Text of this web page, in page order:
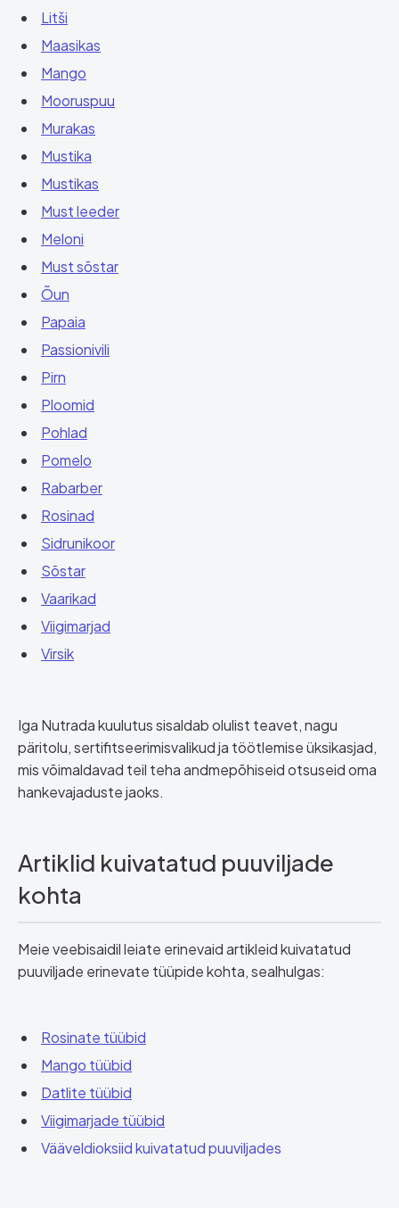
Litši
Maasikas
Mango
Mooruspuu
Murakas
Mustika
Mustikas
Must leeder
Meloni
Must sõstar
Õun
Papaia
Passionivili
Pirn
Ploomid
Pohlad
Pomelo
Rabarber
Rosinad
Sidrunikoor
Sõstar
Vaarikad
Viigimarjad
Virsik
Iga Nutrada kuulutus sisaldab olulist teavet, nagu
päritolu, sertifitseerimisvalikud ja töötlemise üksikasjad,
mis võimaldavad teil teha andmepõhiseid otsuseid oma
hankevajaduste jaoks.
Artiklid kuivatatud puuviljade
kohta
Meie veebisaidil leiate erinevaid artikleid kuivatatud
puuviljade erinevate tüüpide kohta, sealhulgas:
Rosinate tüübid
Mango tüübid
Datlite tüübid
Viigimarjade tüübid
Vääveldioksiid kuivatatud puuviljades